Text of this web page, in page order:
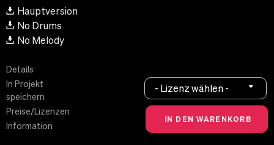
Hauptversion
No Drums
No Melody
Details
In Projekt
speichern
Preise/Lizenzen
Information
- Lizenz wählen -